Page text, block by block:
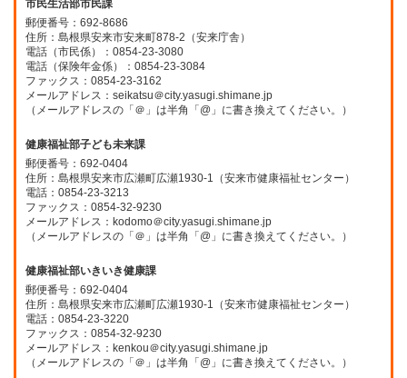
市民生活部市民課
郵便番号：692-8686
住所：島根県安来市安来町878-2（安来庁舎）
電話（市民係）：0854-23-3080
電話（保険年金係）：0854-23-3084
ファックス：0854-23-3162
メールアドレス：seikatsu＠city.yasugi.shimane.jp
（メールアドレスの「＠」は半角「@」に書き換えてください。）
健康福祉部子ども未来課
郵便番号：692-0404
住所：島根県安来市広瀬町広瀬1930-1（安来市健康福祉センター）
電話：0854-23-3213
ファックス：0854-32-9230
メールアドレス：kodomo＠city.yasugi.shimane.jp
（メールアドレスの「＠」は半角「@」に書き換えてください。）
健康福祉部いきいき健康課
郵便番号：692-0404
住所：島根県安来市広瀬町広瀬1930-1（安来市健康福祉センター）
電話：0854-23-3220
ファックス：0854-32-9230
メールアドレス：kenkou＠city.yasugi.shimane.jp
（メールアドレスの「＠」は半角「@」に書き換えてください。）